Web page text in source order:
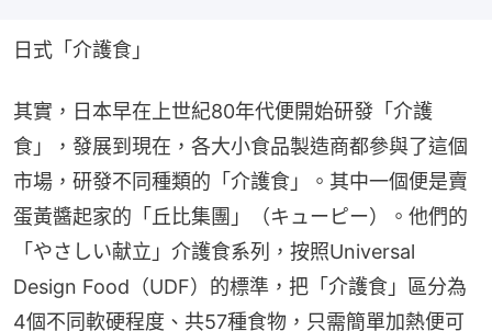
日式「介護食」
其實，日本早在上世紀80年代便開始研發「介護
食」，發展到現在，各大小食品製造商都參與了這個
市場，研發不同種類的「介護食」。其中一個便是賣
蛋黃醬起家的「丘比集團」（キューピー）。他們的
「やさしい献立」介護食系列，按照Universal
Design Food（UDF）的標準，把「介護食」區分為
4個不同軟硬程度、共57種食物，只需簡單加熱便可